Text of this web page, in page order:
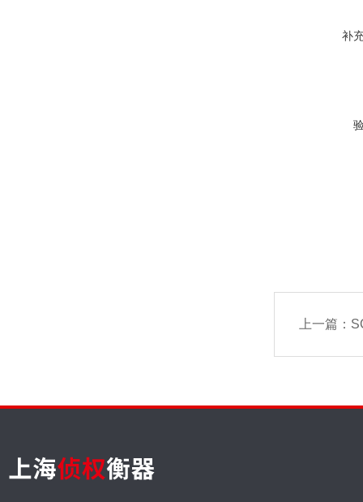
补
上一篇：